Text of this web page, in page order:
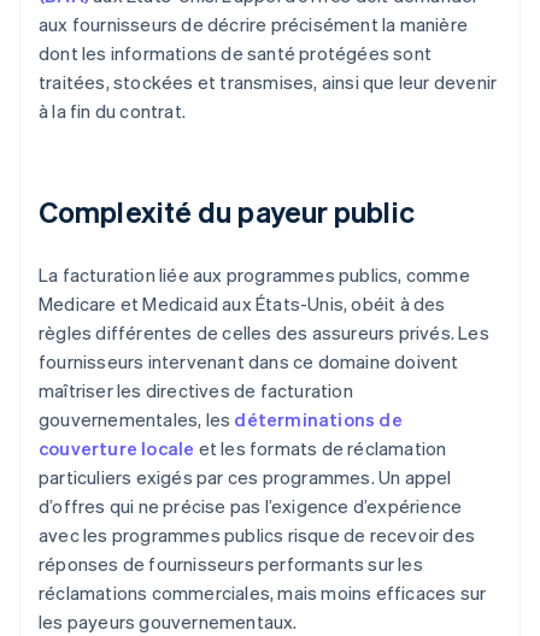
aux fournisseurs de décrire précisément la manière
dont les informations de santé protégées sont
traitées, stockées et transmises, ainsi que leur devenir
à la fin du contrat.
Complexité du payeur public
La facturation liée aux programmes publics, comme
Medicare et Medicaid aux États-Unis, obéit à des
règles différentes de celles des assureurs privés. Les
fournisseurs intervenant dans ce domaine doivent
maîtriser les directives de facturation
gouvernementales, les déterminations de
couverture locale et les formats de réclamation
particuliers exigés par ces programmes. Un appel
d’offres qui ne précise pas l’exigence d’expérience
avec les programmes publics risque de recevoir des
réponses de fournisseurs performants sur les
réclamations commerciales, mais moins efficaces sur
les payeurs gouvernementaux.